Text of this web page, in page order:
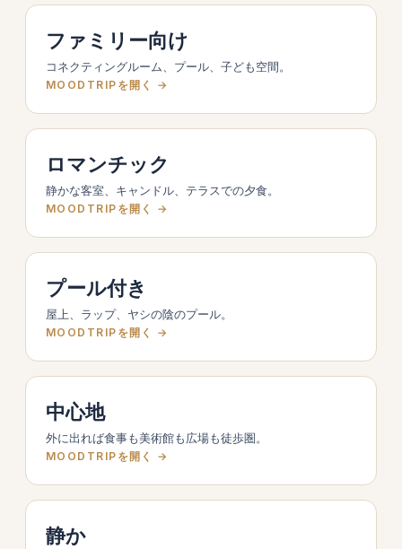
ファミリー向け
コネクティングルーム、プール、子ども空間。
MOODTRIPを開く →
ロマンチック
静かな客室、キャンドル、テラスでの夕食。
MOODTRIPを開く →
プール付き
屋上、ラップ、ヤシの陰のプール。
MOODTRIPを開く →
中心地
外に出れば食事も美術館も広場も徒歩圏。
MOODTRIPを開く →
静か